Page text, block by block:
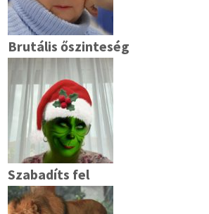
Brutális őszinteség
Szabadíts fel